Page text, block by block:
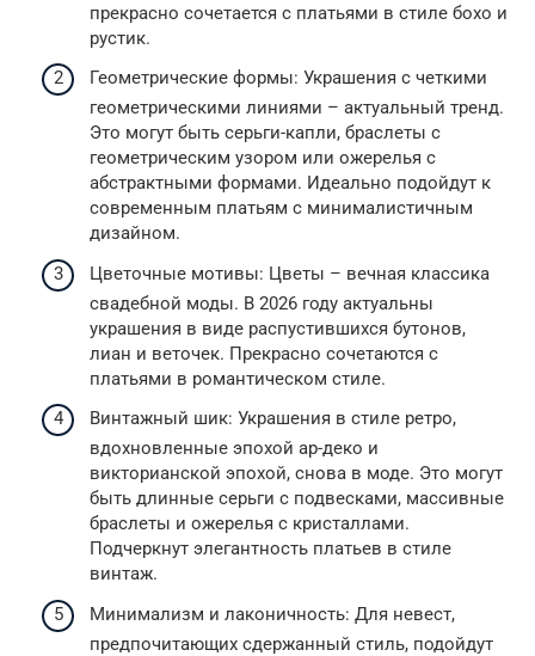
прекрасно сочетается с платьями в стиле бохо и
рустик.
Геометрические формы: Украшения с четкими
геометрическими линиями – актуальный тренд.
Это могут быть серьги-капли, браслеты с
геометрическим узором или ожерелья с
абстрактными формами. Идеально подойдут к
современным платьям с минималистичным
дизайном.
Цветочные мотивы: Цветы – вечная классика
свадебной моды. В 2026 году актуальны
украшения в виде распустившихся бутонов,
лиан и веточек. Прекрасно сочетаются с
платьями в романтическом стиле.
Винтажный шик: Украшения в стиле ретро,
вдохновленные эпохой ар-деко и
викторианской эпохой, снова в моде. Это могут
быть длинные серьги с подвесками, массивные
браслеты и ожерелья с кристаллами.
Подчеркнут элегантность платьев в стиле
винтаж.
Минимализм и лаконичность: Для невест,
предпочитающих сдержанный стиль, подойдут